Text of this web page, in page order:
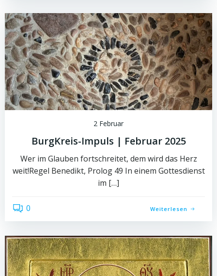
2 Februar
BurgKreis-Impuls | Februar 2025
Wer im Glauben fortschreitet, dem wird das Herz
weit!Regel Benedikt, Prolog 49 In einem Gottesdienst
im […]
0 Weiterlesen